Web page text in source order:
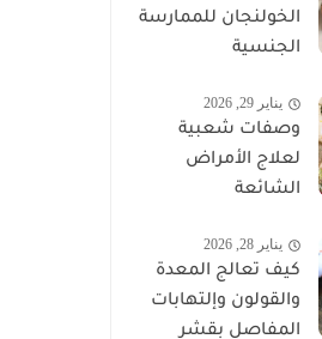
الخولنجان للممارسة
الجنسية
يناير 29, 2026
وصفات شعبية
لعلاج الأمراض
الشائعة
يناير 28, 2026
كيف تعالج المعدة
والقولون وإلتهابات
المفاصل بقشر